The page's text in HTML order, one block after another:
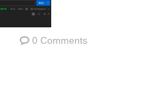
0 Comments